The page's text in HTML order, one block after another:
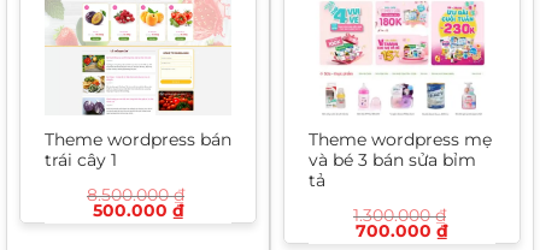
Theme wordpress bán
trái cây 1
8.500.000₫
Giá
gốc
500.000 ₫Giá
hiện
Theme wordpress mẹ
và bé 3 bán sửa bỉm
tả
1.300.000₫
Giá
gốc
700.000 ₫Giá